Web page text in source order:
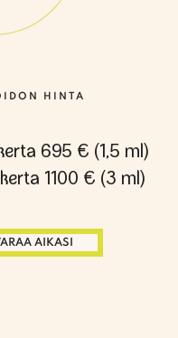
HINTA
695 € (1,5 ml)
1100 € (3 ml)
AIKASI